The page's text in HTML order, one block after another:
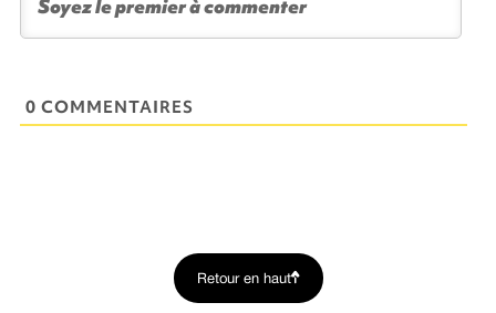
0 COMMENTAIRES
Retour en haut